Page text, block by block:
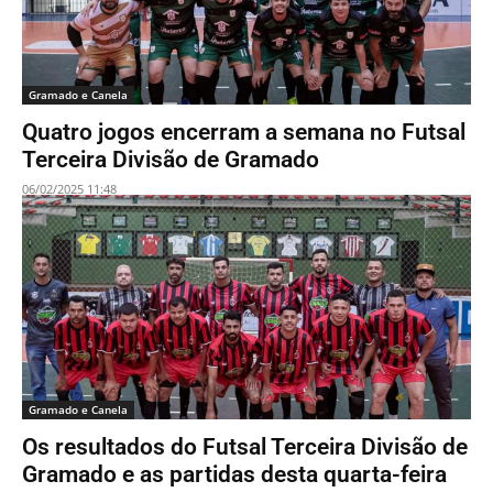
Gramado e Canela
Quatro jogos encerram a semana no Futsal
Terceira Divisão de Gramado
06/02/2025 11:48
Gramado e Canela
Os resultados do Futsal Terceira Divisão de
Gramado e as partidas desta quarta-feira